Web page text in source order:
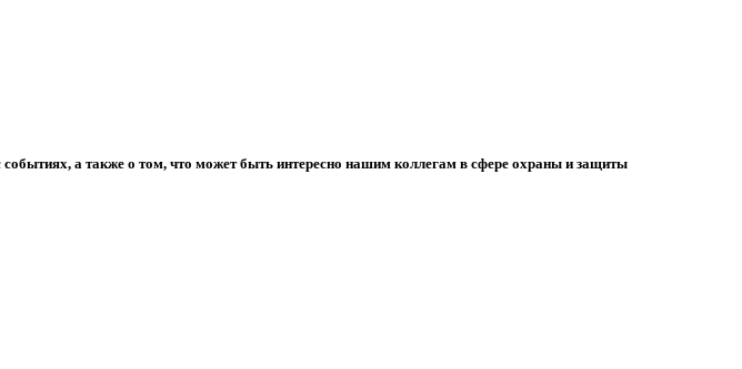
а также о том, что может быть интересно нашим коллегам в сфере охраны и защиты